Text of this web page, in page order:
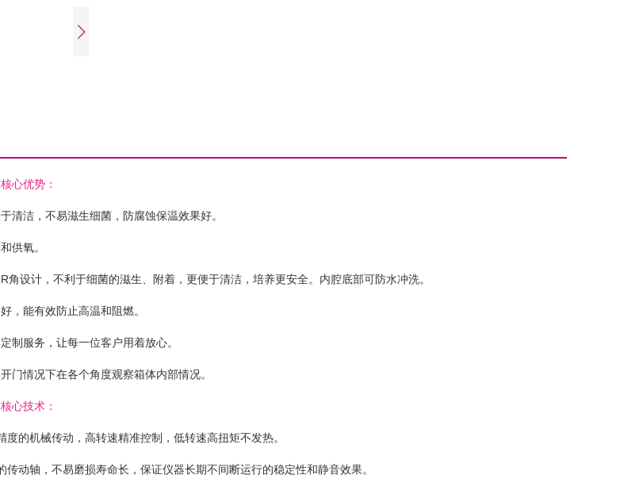
心优势：
清洁，不易滋生细菌，防腐蚀保温效果好。
供氧。
角设计，不利于细菌的滋生、附着，更便于清洁，培养更安全。内腔底部可防水冲洗。
，能有效防止高温和阻燃。
制服务，让每一位客户用着放心。
门情况下在各个角度观察箱体内部情况。
心技术：
的机械传动，高转速精准控制，低转速高扭矩不发热。
动轴，不易磨损寿命长，保证仪器长期不间断运行的稳定性和静音效果。